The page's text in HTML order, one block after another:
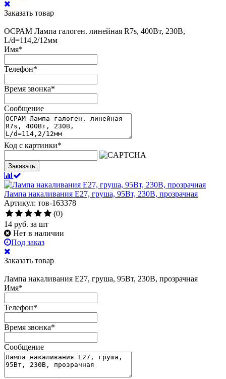
Заказать товар
ОСРАМ Лампа галоген. линейная R7s, 400Вт, 230В,
L/d=114,2/12мм
Имя*
Телефон*
Время звонка*
Сообщение
Код с картинки*
Заказать
Лампа накаливания Е27, груша, 95Вт, 230В, прозрачная
Артикул: тов-163378
(0)
14 руб. за шт
Нет в наличии
Под заказ
Заказать товар
Лампа накаливания Е27, груша, 95Вт, 230В, прозрачная
Имя*
Телефон*
Время звонка*
Сообщение